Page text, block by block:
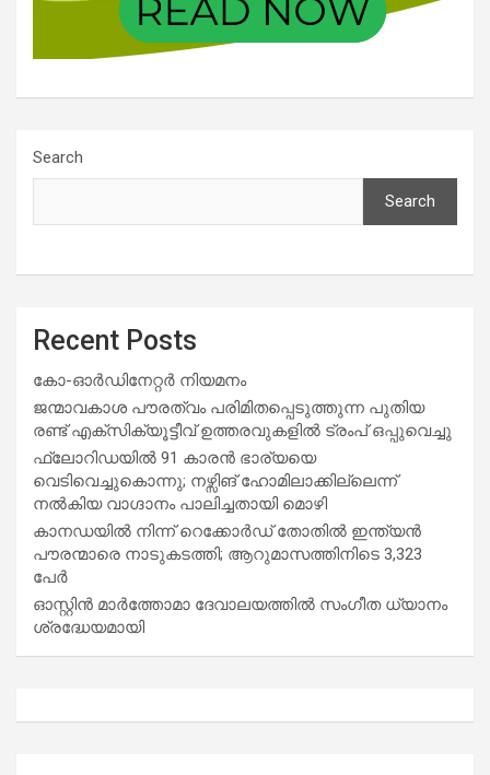
Search
Search
Recent Posts
കോ-ഓർഡിനേറ്റർ നിയമനം
ജന്മാവകാശ പൗരത്വം പരിമിതപ്പെടുത്തുന്ന പുതിയ
രണ്ട് എക്സിക്യൂട്ടീവ് ഉത്തരവുകളിൽ ട്രംപ് ഒപ്പുവെച്ചു
ഫ്ലോറിഡയിൽ 91 കാരൻ ഭാര്യയെ
വെടിവെച്ചുകൊന്നു; നഴ്സിങ് ഹോമിലാക്കില്ലെന്ന്
നൽകിയ വാഗ്ദാനം പാലിച്ചതായി മൊഴി
കാനഡയിൽ നിന്ന് റെക്കോർഡ് തോതിൽ ഇന്ത്യൻ
പൗരന്മാരെ നാടുകടത്തി; ആറുമാസത്തിനിടെ 3,323
പേർ
ഓസ്റ്റിൻ മാർത്തോമാ ദേവാലയത്തിൽ സംഗീത ധ്യാനം
ശ്രദ്ധേയമായി